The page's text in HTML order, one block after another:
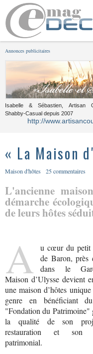
Annonces publicitaires
Isabelle & Sébastien, Artisan
Shabby-Casual depuis 2007
http://
« La Maison
Maison d'hôtes 25 commentaires
L'ancienne
démarche
de leurs hôtes
A
u cœur du petit
de Baron, près
dans le
Maison d’Ulysse devient
une maison d’hôtes
genre en bénéficiant
"Fondation du Patrimoine"
la qualité de son
restauration et son
patrimonial.